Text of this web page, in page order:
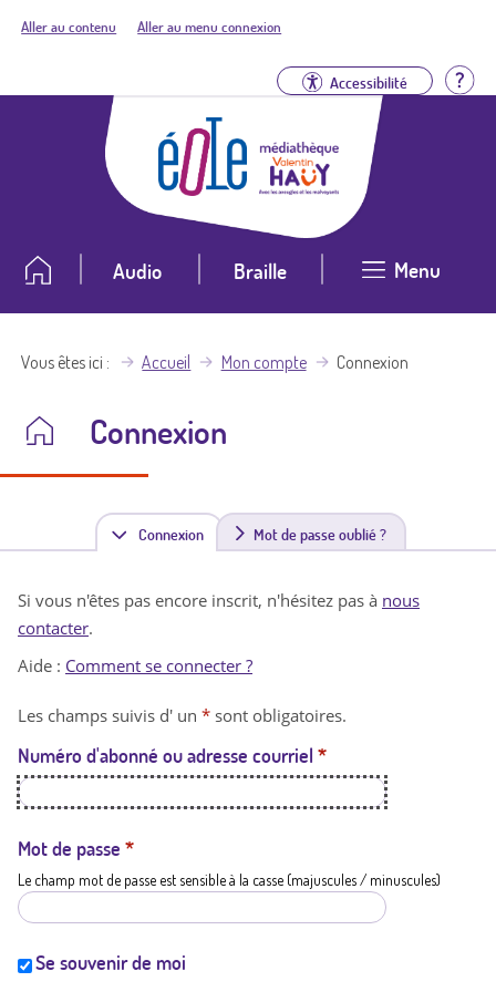
Aller au contenu Aller au menu connexion
Accessibilité
Audio Braille Menu
Vous êtes ici Accueil Mon compte Connexion
Connexion
Connexion(
n
t
a
t
i
Mot de passe oublié ?
Si vous n'êtes pas encore inscrit, n'hésitez pas à nous
contacter.
Aide : Comment se connecter ?
Les champs suivis d' un * sont obligatoires.
Numéro d'abonné ou adresse courriel *
Mot de passe *
Le champ mot de passe est sensible à la casse (majuscules / minuscules)
Se souvenir de moi